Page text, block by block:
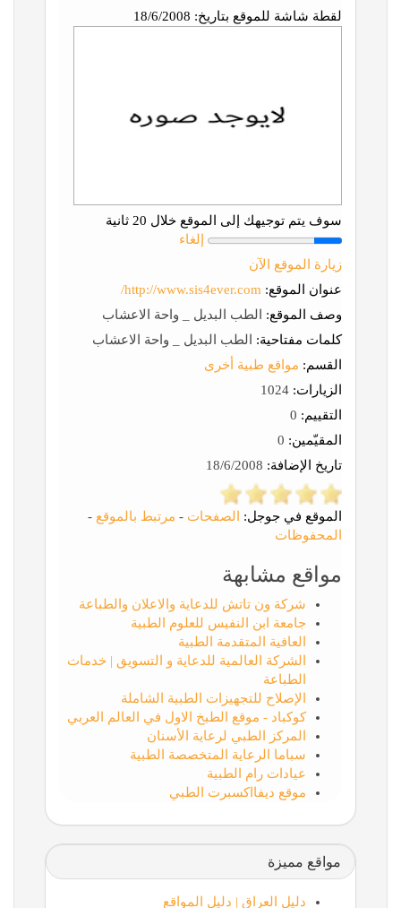
لقطة شاشة للموقع بتاريخ:
سوف يتم توجيهك إلى الموقع خلال 20 ثانية
إلغاء
زيارة الموقع الآن
عنوان الموقع: http://www.sis4ever.com/
وصف الموقع: الطب البديل _ واحة الاعشاب
كلمات مفتاحية: الطب البديل _ واحة الاعشاب
القسم: مواقع طبية أخرى
الزيارات:
التقييم:
المقيّمين:
تاريخ الإضافة:
الموقع في جوجل: الصفحات - مرتبط بالموقع -
المحفوظات
مواقع مشابهة
شركة ون تاتش للدعاية والاعلان والطباعة
جامعة ابن النفيس للعلوم الطبية
العافية المتقدمة الطبية
الشركة العالمية للدعاية و التسويق | خدمات
الطباعة
الإصلاح للتجهيزات الطبية الشاملة
كوكباد - موقع الطبخ الاول في العالم العربي
المركز الطبي لرعاية الأسنان
سباما الرعاية المتخصصة الطبية
عيادات رام الطبية
موقع ديفااكسبرت الطبي
مواقع مميزة
دليل العراق | دليل المواقع